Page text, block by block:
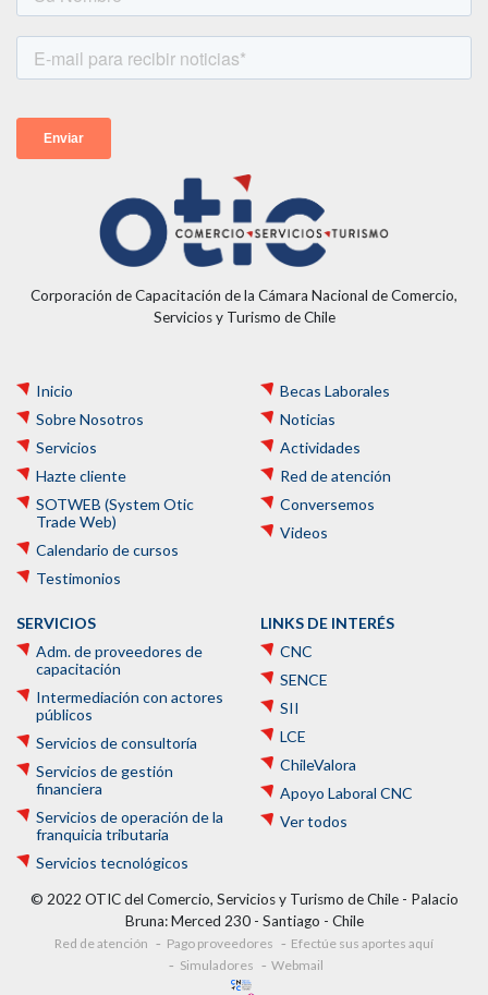
Corporación de Capacitación de la Cámara Nacional de Comercio,
Servicios y Turismo de Chile
Inicio
Sobre Nosotros
Servicios
Hazte cliente
SOTWEB (System Otic
Trade Web)
Calendario de cursos
Testimonios
Becas Laborales
Noticias
Actividades
Red de atención
Conversemos
Videos
SERVICIOS
Adm. de proveedores de
capacitación
Intermediación con actores
públicos
Servicios de consultoría
Servicios de gestión
financiera
Servicios de operación de la
franquicia tributaria
Servicios tecnológicos
LINKS DE INTERÉS
CNC
SENCE
SII
LCE
ChileValora
Apoyo Laboral CNC
Ver todos
© 2022 OTIC del Comercio, Servicios y Turismo de Chile - Palacio
Bruna: Merced 230 - Santiago - Chile
Red de atención Pago proveedores
Efectúe sus aportes aquí
Simuladores
Webmail